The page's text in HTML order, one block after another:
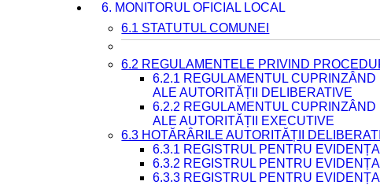
6. MONITORUL OFICIAL LOCAL
6.1 STATUTUL COMUNEI
6.2 REGULAMENTELE PRIVIND
6.2.1 REGULAMENTUL
ALE AUTORITĂȚII DELIBERATIVE
6.2.2 REGULAMENTUL
ALE AUTORITĂȚII EXECUTIVE
6.3 HOTĂRÂRILE AUTORITĂȚII
6.3.1 REGISTRUL PENTRU
6.3.2 REGISTRUL PENTRU
6.3.3 REGISTRUL PENTRU